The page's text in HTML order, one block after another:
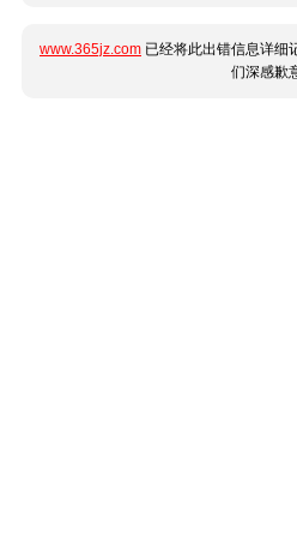
www.365jz.com 已经将此出错信息详细
们深感歉